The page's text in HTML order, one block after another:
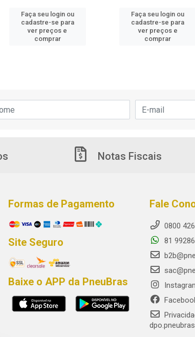
Faça seu login ou
cadastre-se para
ver preços e
comprar
Faça seu login ou
cadastre-se para
ver preços e
comprar
Notas Fiscais
Formas de Pagamento
Site Seguro
Baixe o APP da PneuBras
Fale
0800
81